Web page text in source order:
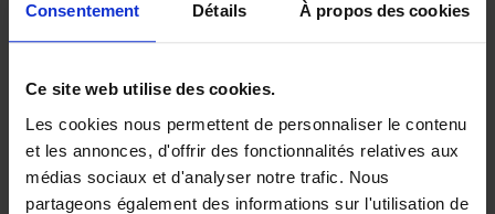
Consentement Détails À propos des cookies
Ce site web utilise des cookies.
Les cookies nous permettent de personnaliser le contenu
et les annonces, d'offrir des fonctionnalités relatives aux
médias sociaux et d'analyser notre trafic. Nous
partageons également des informations sur l'utilisation de
Building Bonds = Building
Business
Jochen Roef Jozefien De Feyter
Carolien Boom
Couverture souple
2025 200